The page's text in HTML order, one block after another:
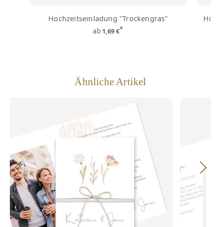
Hochzeitseinladung "Trockengras"
ab 1,69 €*
Ähnliche Artikel